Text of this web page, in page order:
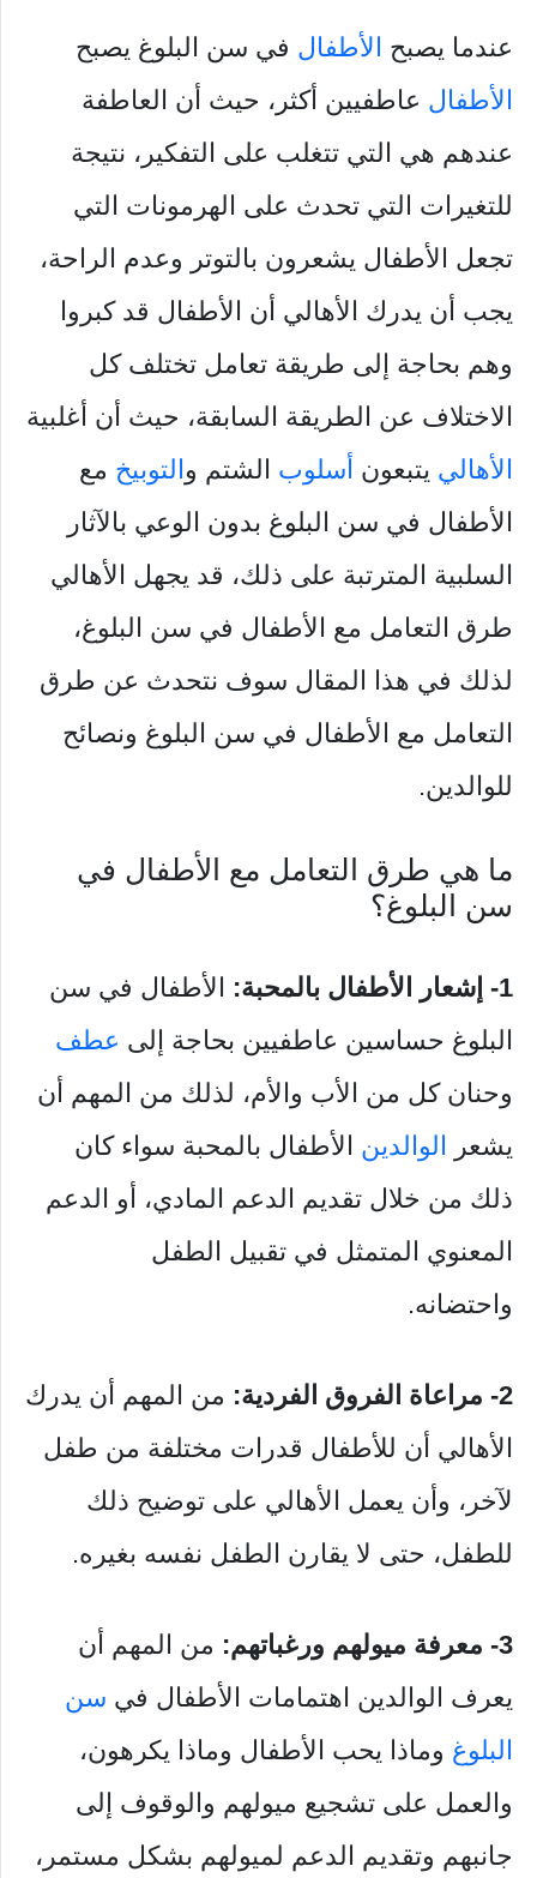
عندما يصبح الأطفال في سن البلوغ يصبح
الأطفال عاطفيين أكثر، حيث أن العاطفة
عندهم هي التي تتغلب على التفكير، نتيجة
للتغيرات التي تحدث على الهرمونات التي
تجعل الأطفال يشعرون بالتوتر وعدم الراحة،
يجب أن يدرك الأهالي أن الأطفال قد كبروا
وهم بحاجة إلى طريقة تعامل تختلف كل
الاختلاف عن الطريقة السابقة، حيث أن أغلبية
الأهالي يتبعون أسلوب الشتم والتوبيخ مع
الأطفال في سن البلوغ بدون الوعي بالآثار
السلبية المترتبة على ذلك، قد يجهل الأهالي
طرق التعامل مع الأطفال في سن البلوغ،
لذلك في هذا المقال سوف نتحدث عن طرق
التعامل مع الأطفال في سن البلوغ ونصائح
للوالدين.
ما هي طرق التعامل مع الأطفال في
سن البلوغ؟
1- إشعار الأطفال بالمحبة:
الأطفال في سن
البلوغ حساسين عاطفيين بحاجة إلى عطف
وحنان كل من الأب والأم، لذلك من المهم أن
يشعر الوالدين الأطفال بالمحبة سواء كان
ذلك من خلال تقديم الدعم المادي، أو الدعم
المعنوي المتمثل في تقبيل الطفل
واحتضانه.
2- مراعاة الفروق الفردية:
من المهم أن يدرك
الأهالي أن للأطفال قدرات مختلفة من طفل
لآخر، وأن يعمل الأهالي على توضيح ذلك
للطفل، حتى لا يقارن الطفل نفسه بغيره.
3- معرفة ميولهم ورغباتهم: من المهم أن
يعرف الوالدين اهتمامات الأطفال في سن
البلوغ وماذا يحب الأطفال وماذا يكرهون،
والعمل على تشجيع ميولهم والوقوف إلى
جانبهم وتقديم الدعم لميولهم بشكل مستمر،